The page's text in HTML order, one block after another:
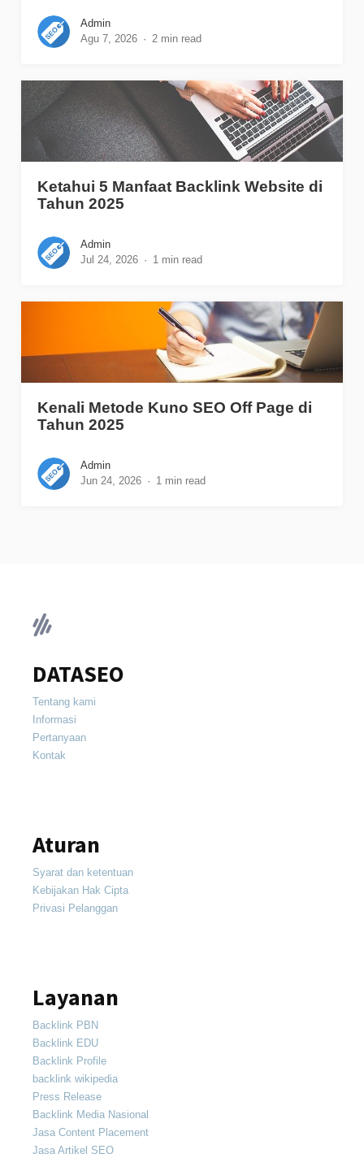
Admin
Agu 7, 2026
2 min read
Ketahui 5 Manfaat Backlink Website di
Tahun 2025
Admin
Jul 24, 2026
1 min read
Kenali Metode Kuno SEO Off Page di
Tahun 2025
Admin
Jun 24, 2026
1 min read
DATASEO
Tentang kami
Informasi
Pertanyaan
Kontak
Aturan
Syarat dan ketentuan
Kebijakan Hak Cipta
Privasi Pelanggan
Layanan
Backlink PBN
Backlink EDU
Backlink Profile
backlink wikipedia
Press Release
Backlink Media Nasional
Jasa Content Placement
Jasa Artikel SEO